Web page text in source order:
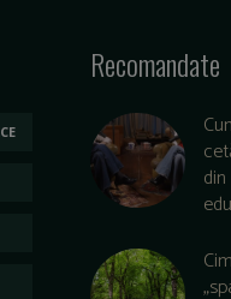
Recomandate